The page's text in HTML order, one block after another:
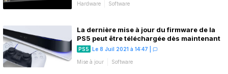
Hardware Software
La dernière mise à jour du firmware de la
PS5 peut être téléchargée dès maintenant
PS5 Le 8 Juil 2021 à 14:47
Mise à jour Software